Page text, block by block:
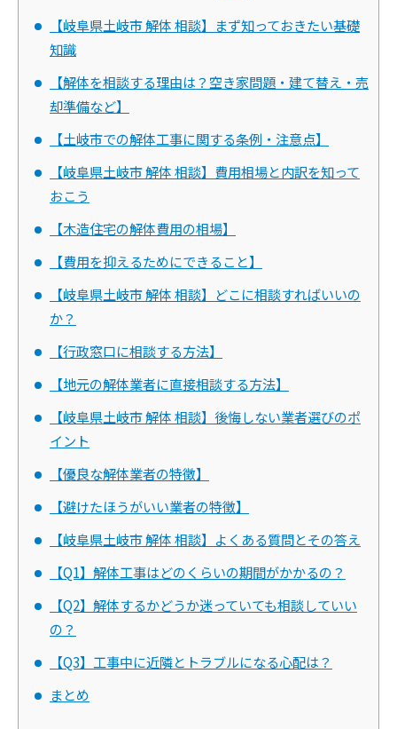
【岐阜県土岐市 解体 相談】まず知っておきたい基礎
知識
【解体を相談する理由は？空き家問題・建て替え・売
却準備など】
【土岐市での解体工事に関する条例・注意点】
【岐阜県土岐市 解体 相談】費用相場と内訳を知って
おこう
【木造住宅の解体費用の相場】
【費用を抑えるためにできること】
【岐阜県土岐市 解体 相談】どこに相談すればいいの
か？
【行政窓口に相談する方法】
【地元の解体業者に直接相談する方法】
【岐阜県土岐市 解体 相談】後悔しない業者選びのポ
イント
【優良な解体業者の特徴】
【避けたほうがいい業者の特徴】
【岐阜県土岐市 解体 相談】よくある質問とその答え
【Q1】解体工事はどのくらいの期間がかかるの？
【Q2】解体するかどうか迷っていても相談していい
の？
【Q3】工事中に近隣とトラブルになる心配は？
まとめ